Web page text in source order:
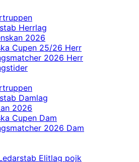
Herrlag
2026
Cupen 25/26 Herr
2026 Herr
Damlag
2026
Cupen Dam
2026 Dam
Elitlag pojk